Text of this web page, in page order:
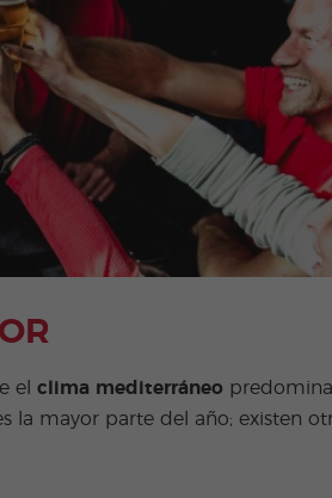
elclima mediterráneo
la mayor parte del año; existen